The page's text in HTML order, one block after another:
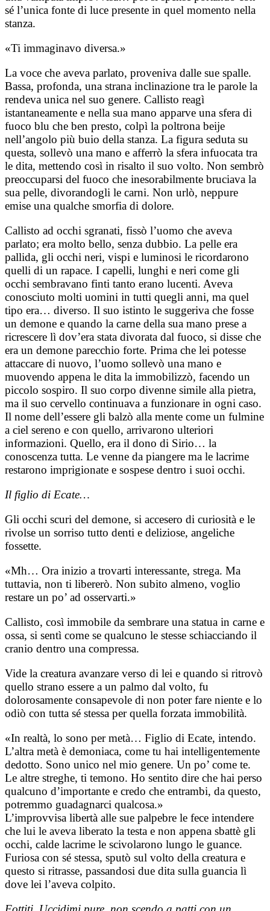
sé l’unica fonte di luce presente in quel momento nella
stanza.
«Ti immaginavo diversa.»
La voce che aveva parlato, proveniva dalle sue spalle.
Bassa, profonda, una strana inclinazione tra le parole la
rendeva unica nel suo genere. Callisto reagì
istantaneamente e nella sua mano apparve una sfera di
fuoco blu che ben presto, colpì la poltrona beije
nell’angolo più buio della stanza. La figura seduta su
questa, sollevò una mano e afferrò la sfera infuocata tra
le dita, mettendo così in risalto il suo volto. Non sembrò
preoccuparsi del fuoco che inesorabilmente bruciava la
sua pelle, divorandogli le carni. Non urlò, neppure
emise una qualche smorfia di dolore.
Callisto ad occhi sgranati, fissò l’uomo che aveva
parlato; era molto bello, senza dubbio. La pelle era
pallida, gli occhi neri, vispi e luminosi le ricordarono
quelli di un rapace. I capelli, lunghi e neri come gli
occhi sembravano finti tanto erano lucenti. Aveva
conosciuto molti uomini in tutti quegli anni, ma quel
tipo era… diverso. Il suo istinto le suggeriva che fosse
un demone e quando la carne della sua mano prese a
ricrescere lì dov’era stata divorata dal fuoco, si disse che
era un demone parecchio forte. Prima che lei potesse
attaccare di nuovo, l’uomo sollevò una mano e
muovendo appena le dita la immobilizzò, facendo un
piccolo sospiro. Il suo corpo divenne simile alla pietra,
ma il suo cervello continuava a funzionare in ogni caso.
Il nome dell’essere gli balzò alla mente come un fulmine
a ciel sereno e con quello, arrivarono ulteriori
informazioni. Quello, era il dono di Sirio… la
conoscenza tutta. Le venne da piangere ma le lacrime
restarono imprigionate e sospese dentro i suoi occhi.
Il figlio di Ecate…
Gli occhi scuri del demone, si accesero di curiosità e le
rivolse un sorriso tutto denti e deliziose, angeliche
fossette.
«Mh… Ora inizio a trovarti interessante, strega. Ma
tuttavia, non ti libererò. Non subito almeno, voglio
restare un po’ ad osservarti.»
Callisto, così immobile da sembrare una statua in carne e
ossa, si sentì come se qualcuno le stesse schiacciando il
cranio dentro una compressa.
Vide la creatura avanzare verso di lei e quando si ritrovò
quello strano essere a un palmo dal volto, fu
dolorosamente consapevole di non poter fare niente e lo
odiò con tutta sé stessa per quella forzata immobilità.
«In realtà, lo sono per metà… Figlio di Ecate, intendo.
L’altra metà è demoniaca, come tu hai intelligentemente
dedotto. Sono unico nel mio genere. Un po’ come te.
Le altre streghe, ti temono. Ho sentito dire che hai perso
qualcuno d’importante e credo che entrambi, da questo,
potremmo guadagnarci qualcosa.»
L’improvvisa libertà alle sue palpebre le fece intendere
che lui le aveva liberato la testa e non appena sbattè gli
occhi, calde lacrime le scivolarono lungo le guance.
Furiosa con sé stessa, sputò sul volto della creatura e
questo si ritrasse, passandosi due dita sulla guancia lì
dove lei l’aveva colpito.